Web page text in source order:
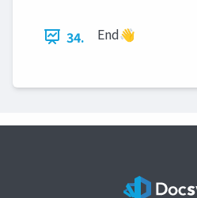
34. End👋